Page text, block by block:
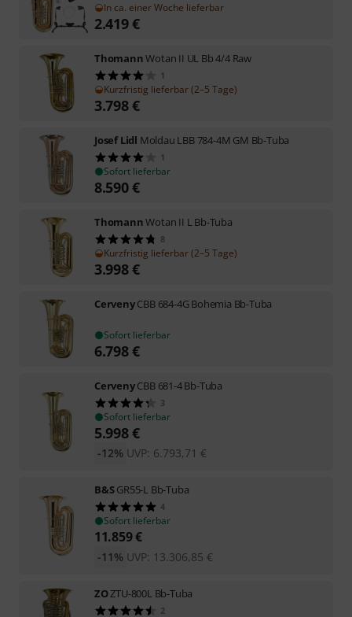
In ca. einer Woche lieferbar
2.419€
ThomannWotan II UL Bb 4/4 Raw
1
Kurzfristig lieferbar (2–5 Tage)
3.798€
Josef Lidl Moldau LBB 784-4M GM Bb-Tuba
1
Sofort lieferbar
8.590€
ThomannWotan II L Bb-Tuba
8
Kurzfristig lieferbar (2–5 Tage)
3.998€
CervenyCBB 684-4G Bohemia Bb-Tuba
Sofort lieferbar
6.798€
CervenyCBB 681-4 Bb-Tuba
3
Sofort lieferbar
5.998€
UVP: 6.793,71 €
-12%
B&SGR55-L Bb-Tuba
4
Sofort lieferbar
11.859€
UVP: 13.306,85 €
-11%
ZOZTU-800L Bb-Tuba
2